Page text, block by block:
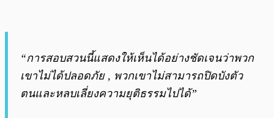
“การสอบสวนนี้แสดงให้เห็นได้อย่างชัดเจนว่าพวก
เขาไม่ได้ปลอดภัย , พวกเขาไม่สามารถปิดบังตัว
ตนและหลบเลี่ยงความยุติธรรมไปได้”